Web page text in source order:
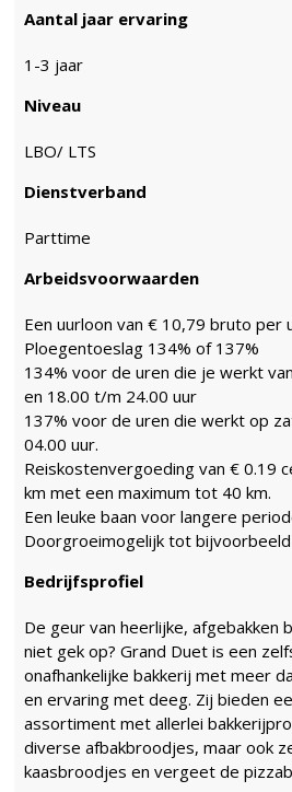
Aantal jaar ervaring
1-3 jaar
Niveau
LBO/ LTS
Dienstverband
Parttime
Arbeidsvoorwaarden
Een uurloon van € 10,79 bruto per
Ploegentoeslag 134% of 137%
134% voor de uren die je werkt
en 18.00 t/m 24.00 uur
137% voor de uren die werkt op
04.00 uur.
Reiskostenvergoeding van € 0.19
km met een maximum tot 40 km.
Een leuke baan voor langere
Doorgroeimogelijk tot
Bedrijfsprofiel
De geur van heerlijke, afgebakken
niet gek op? Grand Duet is een
onafhankelijke bakkerij met meer
en ervaring met deeg. Zij bieden
assortiment met allerlei
diverse afbakbroodjes, maar ook
kaasbroodjes en vergeet de